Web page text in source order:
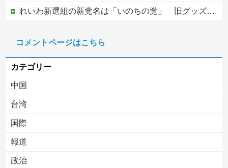
れいわ新選組の新党名は「いのちの党」 旧グッズ半額で販売 どうなる秘書給与疑惑
【ヤバい】100件以上の窃盗をしたトルコ国籍の男3人を逮捕 #移民 #外国人
コメントページはこちら
カテゴリー
中国
台湾
国際
報道
政治